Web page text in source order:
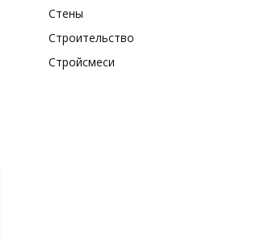
Стены
Строительство
Стройсмеси